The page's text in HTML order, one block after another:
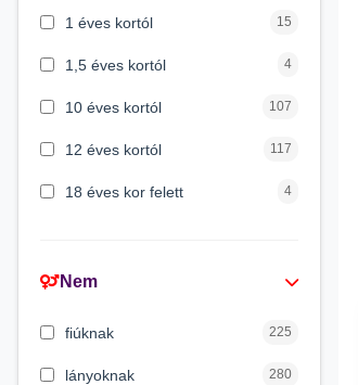
1 éves kortól 15
1,5 éves kortól 4
10 éves kortól 107
12 éves kortól 117
18 éves kor felett 4
3 éves kortól 309
Nem
fiúknak 225
lányoknak 280